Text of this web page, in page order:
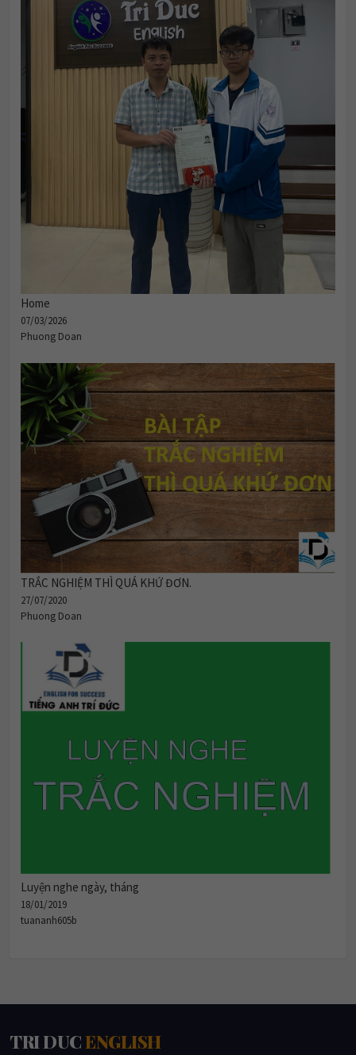
Home
07/03/2026
Phuong Doan
TRẮC NGHIỆM THÌ QUÁ KHỨ ĐƠN.
27/07/2020
Phuong Doan
Luyện nghe ngày, tháng
18/01/2019
tuananh605b
TRI DUCENGLISH